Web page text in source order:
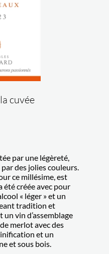
cuvée
par une légèreté,
des jolies couleurs.
ce millésime, est
été créée avec pour
« léger » et un
tradition et
un vin d’assemblage
merlot avec des
et un
et sous bois.